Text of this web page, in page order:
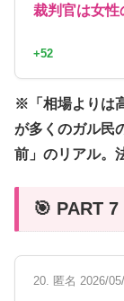
裁判官は女性
+52
※「相場よりは
が多くのガル民
前」のリアル。
🎯 PART
20. 匿名 2026/